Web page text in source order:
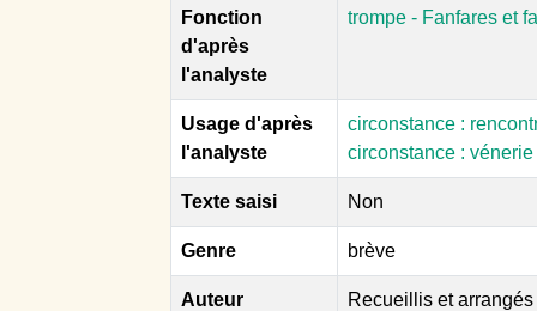
Fonction
d'après
l'analyste
trompe - Fanfares et
Usage d'après
l'analyste
circonstance :
circonstance : vénerie
Texte saisi Non
Genre brève
Auteur Recueillis et